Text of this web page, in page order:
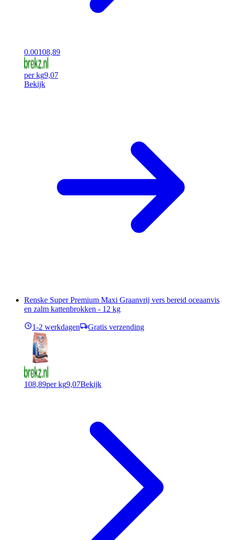
0.00108,89
per kg9,07
Bekijk
Renske Super Premium Maxi Graanvrij vers bereid oceaanvis
en zalm kattenbrokken - 12 kg
1-2 werkdagen Gratis verzending
108,89per kg9,07Bekijk